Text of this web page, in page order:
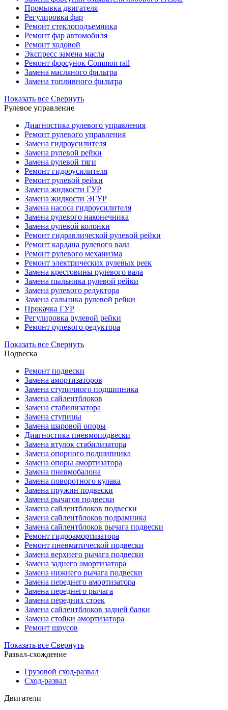
Промывка двигателя
Регулировка фар
Ремонт стеклоподъемника
Ремонт фар автомобиля
Ремонт ходовой
Экспресс замена масла
Ремонт форсунок Common rail
Замена масляного фильтра
Замена топливного фильтра
Показать все Свернуть
Рулевое управление
Диагностика рулевого управления
Ремонт рулевого управления
Замена гидроусилителя
Замена рулевой рейки
Замена рулевой тяги
Ремонт гидроусилителя
Ремонт рулевой рейки
Замена жидкости ГУР
Замена жидкости ЭГУР
Замена насоса гидроусилителя
Замена рулевого наконечника
Замена рулевой колонки
Ремонт гидравлической рулевой рейки
Ремонт кардана рулевого вала
Ремонт рулевого механизма
Ремонт электрических рулевых реек
Замена крестовины рулевого вала
Замена пыльника рулевой рейки
Замена рулевого редуктора
Замена сальника рулевой рейки
Прокачка ГУР
Регулировка рулевой рейки
Ремонт рулевого редуктора
Показать все Свернуть
Подвеска
Ремонт подвески
Замена амортизаторов
Замена ступичного подшипника
Замена сайлентблоков
Замена стабилизатора
Замена ступицы
Замена шаровой опоры
Диагностика пневмоподвески
Замена втулок стабилизатора
Замена опорного подшипника
Замена опоры амортизатора
Замена пневмобалона
Замена поворотного кулака
Замена пружин подвески
Замена рычагов подвески
Замена сайлентблоков подвески
Замена сайлентблоков подрамника
Замена сайлентблоков рычага подвески
Ремонт гидроамортизатора
Ремонт пневматической подвески
Замена верхнего рычага подвески
Замена заднего амортизатора
Замена нижнего рычага подвески
Замена переднего амортизатора
Замена переднего рычага
Замена передних стоек
Замена сайлентблоков задней балки
Замена стойки амортизатора
Ремонт шрусов
Показать все Свернуть
Развал-схождение
Грузовой сход-развал
Сход-развал
Двигатели